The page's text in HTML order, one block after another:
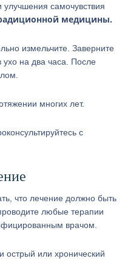
самочувствия
медицины.
измельчите. Заверните
ухо на два часа. После
многих лет.
с
что лечение должно быть
любые терапии
врачом.
острый или хронический